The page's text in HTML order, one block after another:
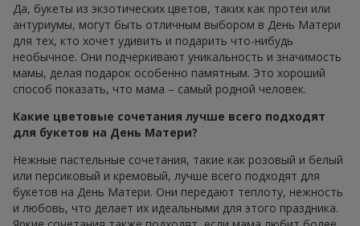
Да, букеты из экзотических цветов, таких как протеи или
антуриумы, могут быть отличным выбором в День Матери
для тех, кто хочет удивить и подарить что-нибудь
необычное. Они подчеркивают уникальность и значимость
мамы, делая подарок особенно памятным. Это хороший
способ показать, что мама – самый родной человек.
Какие цветовые сочетания лучше всего подходят
для букетов на День Матери?
Нежные пастельные сочетания, такие как розовый и белый
или персиковый и кремовый, лучше всего подходят для
букетов на День Матери. Они передают теплоту, нежность
и любовь, что делает их идеальными для этого праздника.